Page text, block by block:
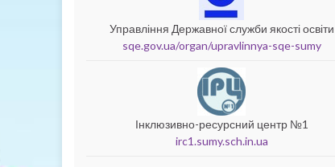
Управління Державної служби якості освіти
sqe.gov.ua/organ/upravlinnya-sqe-sumy
Інклюзивно-ресурсний центр №1
irc1.sumy.sch.in.ua